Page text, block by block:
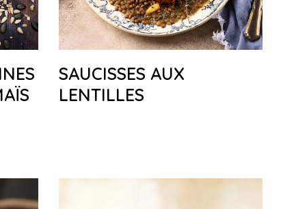
SAUCISSES AUX
LENTILLES